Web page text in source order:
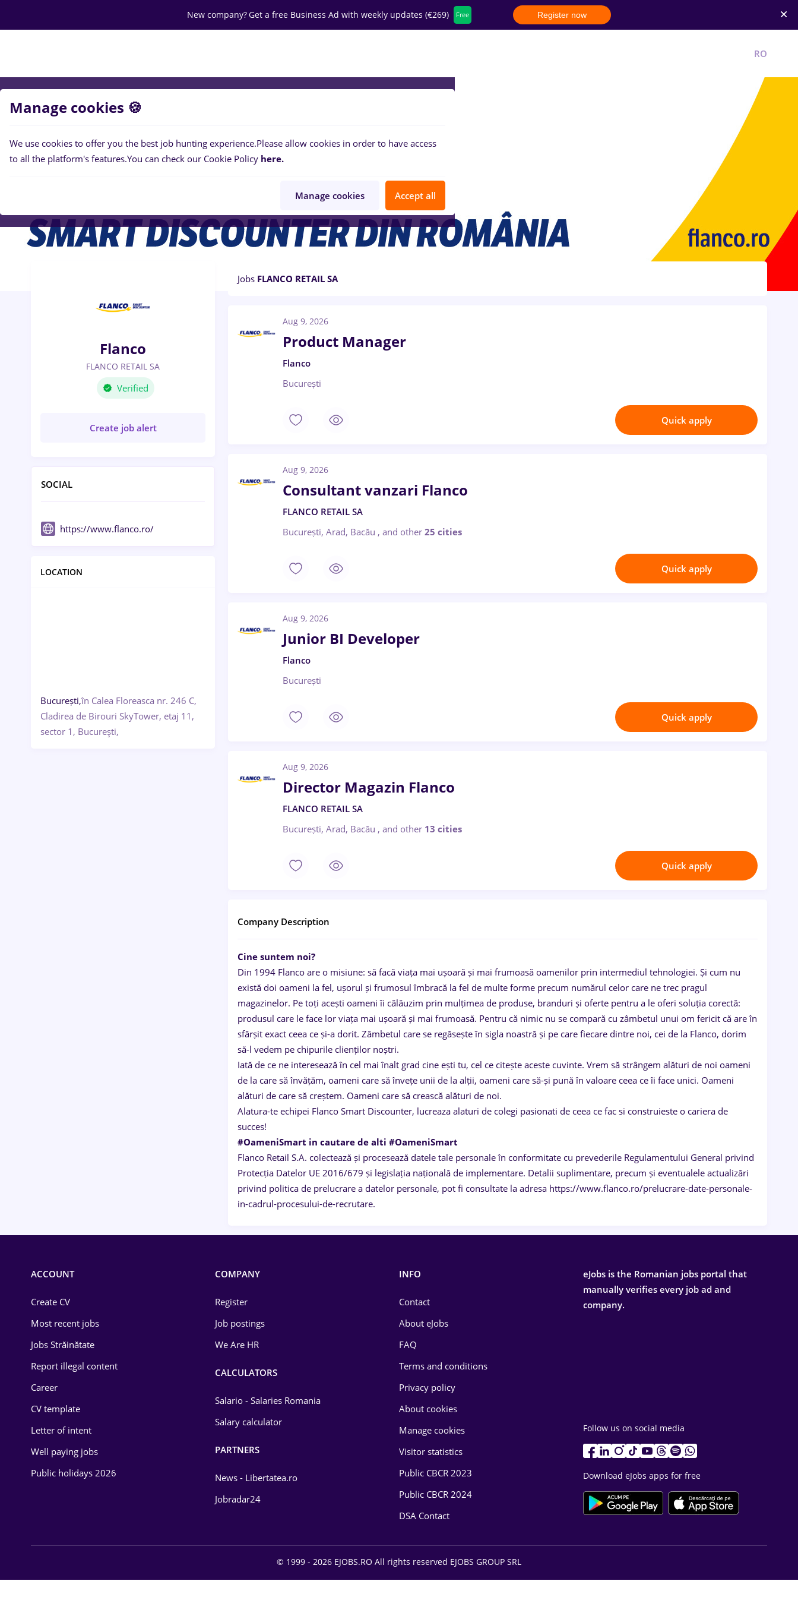
New company?Get a free Business Ad with weekly updates (€269) Free Register now
RO
Flanco
FLANCO RETAIL SA
Verified
Create job alert
SOCIAL
https://www.flanco.ro/
LOCATION
București,în Calea Floreasca nr. 246 C,
Cladirea de Birouri SkyTower, etaj 11,
sector 1, Bucureşti,
Jobs FLANCO RETAIL SA
Aug 9, 2026
Product Manager
Flanco
București
Quick apply
Aug 9, 2026
Consultant vanzari Flanco
FLANCO RETAIL SA
București, Arad, Bacău , and other 25 cities
Quick apply
Aug 9, 2026
Junior BI Developer
Flanco
București
Quick apply
Aug 9, 2026
Director Magazin Flanco
FLANCO RETAIL SA
București, Arad, Bacău , and other 13 cities
Quick apply
Company Description
Cine suntem noi?
Din 1994 Flanco are o misiune: să facă viața mai ușoară și mai frumoasă oamenilor prin intermediul tehnologiei. Și cum nu
există doi oameni la fel, ușorul și frumosul îmbracă la fel de multe forme precum numărul celor care ne trec pragul
magazinelor. Pe toți acești oameni îi călăuzim prin mulțimea de produse, branduri și oferte pentru a le oferi soluția corectă:
produsul care le face lor viața mai ușoară și mai frumoasă. Pentru că nimic nu se compară cu zâmbetul unui om fericit că are în
sfârșit exact ceea ce și-a dorit. Zâmbetul care se regăsește în sigla noastră și pe care fiecare dintre noi, cei de la Flanco, dorim
să-l vedem pe chipurile clienților noștri.
Iată de ce ne interesează în cel mai înalt grad cine ești tu, cel ce citește aceste cuvinte. Vrem să strângem alături de noi oameni
de la care să învățăm, oameni care să învețe unii de la alții, oameni care să-și pună în valoare ceea ce îi face unici. Oameni
alături de care să creștem. Oameni care să crească alături de noi.
Alatura-te echipei Flanco Smart Discounter, lucreaza alaturi de colegi pasionati de ceea ce fac si construieste o cariera de
succes!
#OameniSmart in cautare de alti #OameniSmart
Flanco Retail S.A. colectează și procesează datele tale personale în conformitate cu prevederile Regulamentului General privind
Protecția Datelor UE 2016/679 și legislația națională de implementare. Detalii suplimentare, precum și eventualele actualizări
privind politica de prelucrare a datelor personale, pot fi consultate la adresa https://www.flanco.ro/prelucrare-date-personale-
in-cadrul-procesului-de-recrutare.
ACCOUNT
Create CV
Most recent jobs
Jobs Străinătate
Report illegal content
Career
CV template
Letter of intent
Well paying jobs
Public holidays 2026
COMPANY
Register
Job postings
We Are HR
CALCULATORS
Salario - Salaries Romania
Salary calculator
PARTNERS
News - Libertatea.ro
Jobradar24
INFO
Contact
About eJobs
FAQ
Terms and conditions
Privacy policy
About cookies
Manage cookies
Visitor statistics
Public CBCR 2023
Public CBCR 2024
DSA Contact
eJobs is the Romanian jobs portal that
manually verifies every job ad and
company.
Follow us on social media
Download eJobs apps for free
© 1999 - 2026 EJOBS.RO All rights reserved EJOBS GROUP SRL
Manage cookies 🍪
We use cookies to offer you the best job hunting experience.Please allow cookies in order to have access
to all the platform's features.You can check our Cookie Policy here.
Manage cookies Accept all